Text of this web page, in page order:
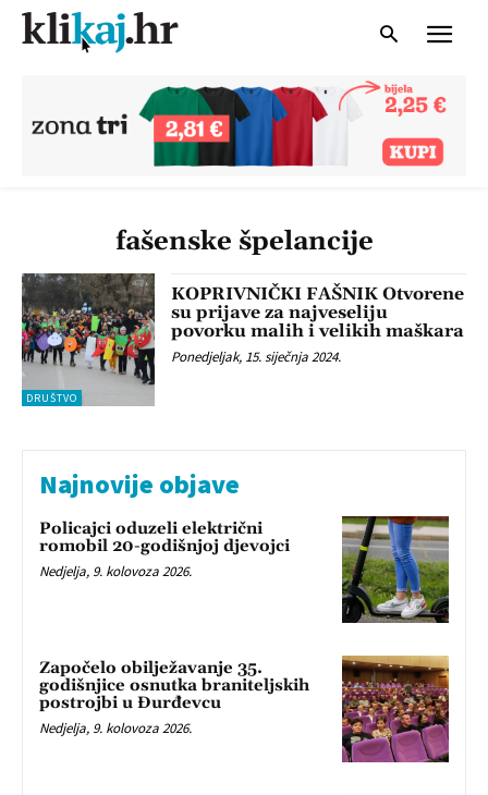
fašenske špelancije
DRUŠTVO
KOPRIVNIČKI FAŠNIK Otvorene
su prijave za najveseliju
povorku malih i velikih maškara
Ponedjeljak, 15. siječnja 2024.
Najnovije objave
Policajci oduzeli električni
romobil 20-godišnjoj djevojci
Nedjelja, 9. kolovoza 2026.
Započelo obilježavanje 35.
godišnjice osnutka braniteljskih
postrojbi u Đurđevcu
Nedjelja, 9. kolovoza 2026.